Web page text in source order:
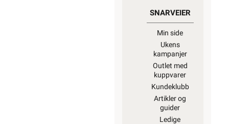
SNARVEIER
Min side
Ukens
kampanjer
Outlet med
kuppvarer
Kundeklubb
Artikler og
guider
Ledige